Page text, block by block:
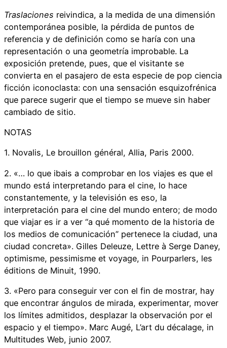
Traslaciones reivindica, a la medida de una dimensión
contemporánea posible, la pérdida de puntos de
referencia y de definición como se haría con una
representación o una geometría improbable. La
exposición pretende, pues, que el visitante se
convierta en el pasajero de esta especie de pop ciencia
ficción iconoclasta: con una sensación esquizofrénica
que parece sugerir que el tiempo se mueve sin haber
cambiado de sitio.
NOTAS
1. Novalis, Le brouillon général, Allia, Paris 2000.
2. «… lo que ibais a comprobar en los viajes es que el
mundo está interpretando para el cine, lo hace
constantemente, y la televisión es eso, la
interpretación para el cine del mundo entero; de modo
que viajar es ir a ver “a qué momento de la historia de
los medios de comunicación” pertenece la ciudad, una
ciudad concreta». Gilles Deleuze, Lettre à Serge Daney,
optimisme, pessimisme et voyage, in Pourparlers, les
éditions de Minuit, 1990.
3. «Pero para conseguir ver con el fin de mostrar, hay
que encontrar ángulos de mirada, experimentar, mover
los límites admitidos, desplazar la observación por el
espacio y el tiempo». Marc Augé, L’art du décalage, in
Multitudes Web, junio 2007.